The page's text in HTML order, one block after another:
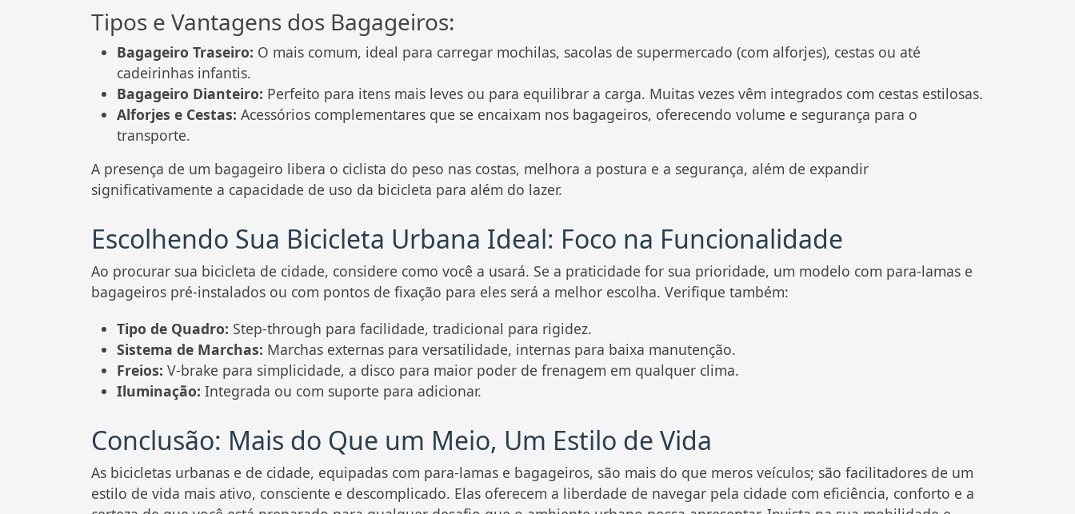
Tipos e Vantagens dos Bagageiros:
Bagageiro Traseiro: O mais comum, ideal para carregar mochilas, sacolas de supermercado (com alforjes), cestas ou até
cadeirinhas infantis.
Bagageiro Dianteiro: Perfeito para itens mais leves ou para equilibrar a carga. Muitas vezes vêm integrados com cestas estilosas.
Alforjes e Cestas: Acessórios complementares que se encaixam nos bagageiros, oferecendo volume e segurança para o
transporte.
A presença de um bagageiro libera o ciclista do peso nas costas, melhora a postura e a segurança, além de expandir
significativamente a capacidade de uso da bicicleta para além do lazer.
Escolhendo Sua Bicicleta Urbana Ideal: Foco na Funcionalidade
Ao procurar sua bicicleta de cidade, considere como você a usará. Se a praticidade for sua prioridade, um modelo com para-lamas e
bagageiros pré-instalados ou com pontos de fixação para eles será a melhor escolha. Verifique também:
Tipo de Quadro: Step-through para facilidade, tradicional para rigidez.
Sistema de Marchas: Marchas externas para versatilidade, internas para baixa manutenção.
Freios: V-brake para simplicidade, a disco para maior poder de frenagem em qualquer clima.
Iluminação: Integrada ou com suporte para adicionar.
Conclusão: Mais do Que um Meio, Um Estilo de Vida
As bicicletas urbanas e de cidade, equipadas com para-lamas e bagageiros, são mais do que meros veículos; são facilitadores de um
estilo de vida mais ativo, consciente e descomplicado. Elas oferecem a liberdade de navegar pela cidade com eficiência, conforto e a